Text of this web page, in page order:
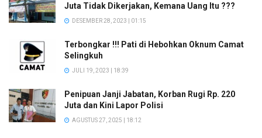
Juta Tidak Dikerjakan, Kemana Uang Itu ???
DESEMBER 28, 2023 | 01:15
Terbongkar !!! Pati di Hebohkan Oknum Camat
Selingkuh
JULI 19, 2023 | 18:39
Penipuan Janji Jabatan, Korban Rugi Rp. 220
Juta dan Kini Lapor Polisi
AGUSTUS 27, 2025 | 18:12